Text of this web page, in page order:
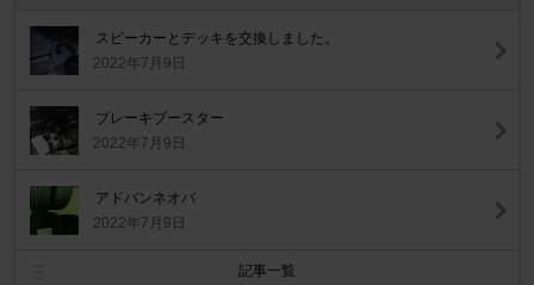
スピーカーとデッキを交換しました。
2022年7月9日
ブレーキブースター
2022年7月9日
アドバンネオバ
2022年7月9日
記事一覧